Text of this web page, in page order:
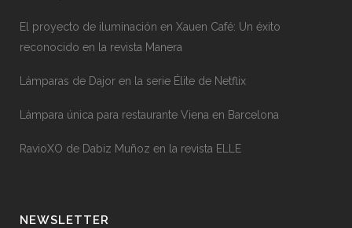
El proyecto de iluminación en Xauen Café: Un éxito
reconocido en la revista Manera
Lámparas de Dajor en la serie Élite de Netflix
Lámpara única para restaurante Viena en Barcelona
RavioXO de Dabiz Muñoz en la revista ELLE
NEWSLETTER